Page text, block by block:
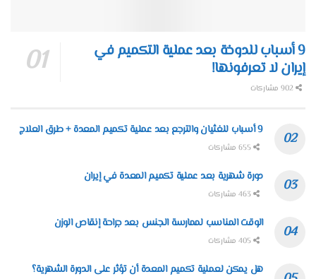
9 أسباب للدوخة بعد عملية التكميم في
إيران لا تعرفونها!
902 مشاركات
9 أسباب للغثيان والترجع بعد عملية تكميم المعدة + طرق العلاج
655 مشاركات
دورة شهرية بعد عملية تكميم المعدة في إيران
463 مشاركات
الوقت المناسب لممارسة الجنس بعد جراحة إنقاص الوزن
405 مشاركات
هل يمكن لعملية تكميم المعدة أن تؤثر على الدورة الشهرية؟